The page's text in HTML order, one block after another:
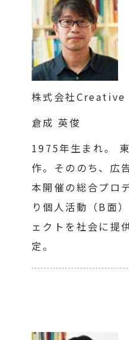
株式会社
倉成 英俊
1975年生まれ。
作。そののち、広
本開催の総合プロ
り個人活動（B面
ェクトを社会に
定。